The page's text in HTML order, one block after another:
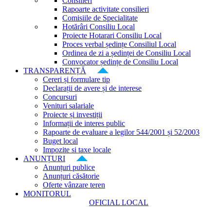
Rapoarte activitate consilieri
Comisiile de Specialitate
Hotărâri Consiliu Local
Proiecte Hotarari Consiliu Local
Proces verbal ședințe Consiliul Local
Ordinea de zi a ședinței de Consiliu Local
Convocator ședințe de Consiliu Local
TRANSPARENȚĂ
Cereri și formulare tip
Declarații de avere și de interese
Concursuri
Venituri salariale
Proiecte și investiții
Informații de interes public
Rapoarte de evaluare a legilor 544/2001 și 52/2003
Buget local
Impozite si taxe locale
ANUNȚURI
Anunțuri publice
Anunțuri căsătorie
Oferte vânzare teren
MONITORUL
OFICIAL LOCAL